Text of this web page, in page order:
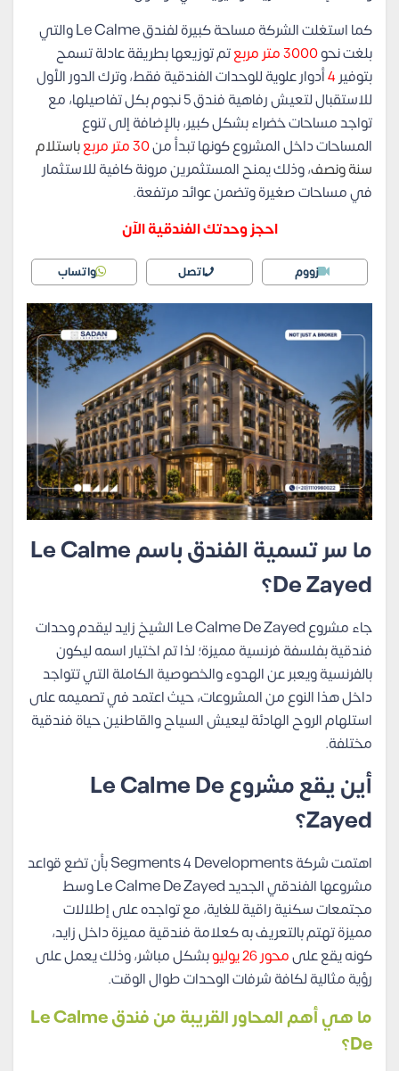
كما استغلت الشركة مساحة كبيرة لفندق Le Calme والتي
بلغت نحو3000 متر مربع
تم توزيعها بطريقة عادلة تسمح
بتوفير4أدوار علوية للوحدات الفندقية فقط، وترك الدور الأول
للاستقبال لتعيش رفاهية فندق 5 نجوم بكل تفاصيلها، مع
تواجد مساحات خضراء بشكل كبير، بالإضافة إلى تنوع
المساحات داخل المشروع كونها تبدأ من30 متر مربع
باستلام
سنة ونصف، وذلك يمنح المستثمرين مرونة كافية للاستثمار
في مساحات صغيرة وتضمن عوائد مرتفعة.
احجز وحدتك الفندقية الآن
زووم اتصل واتساب
ما سر تسمية الفندق باسم Le Calme
De Zayed؟
جاء مشروع Le Calme De Zayed الشيخ زايد ليقدم وحدات
فندقية بفلسفة فرنسية مميزة؛ لذا تم اختيار اسمه ليكون
بالفرنسية ويعبر عن الهدوء والخصوصية الكاملة التي تتواجد
داخل هذا النوع من المشروعات، حيث اعتمد في تصميمه على
استلهام الروح الهادئة ليعيش السياح والقاطنين حياة فندقية
مختلفة.
أين يقع مشروع Le Calme De
Zayed؟
اهتمت شركة Segments 4 Developments بأن تضع قواعد
مشروعها الفندقي الجديد Le Calme De Zayed وسط
مجتمعات سكنية راقية للغاية، مع تواجده على إطلالات
مميزة تهتم بالتعريف به كعلامة فندقية مميزة داخل زايد،
كونه يقع علىمحور 26 يوليو
بشكل مباشر، وذلك يعمل على
رؤية مثالية لكافة شرفات الوحدات طوال الوقت.
ما هي أهم المحاور القريبة من فندق Le Calme
De؟